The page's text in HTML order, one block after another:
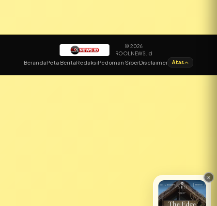
✕
© 2026
ROOLNEWS.id
BerandaPeta BeritaRedaksiPedoman SiberDisclaimer Atas